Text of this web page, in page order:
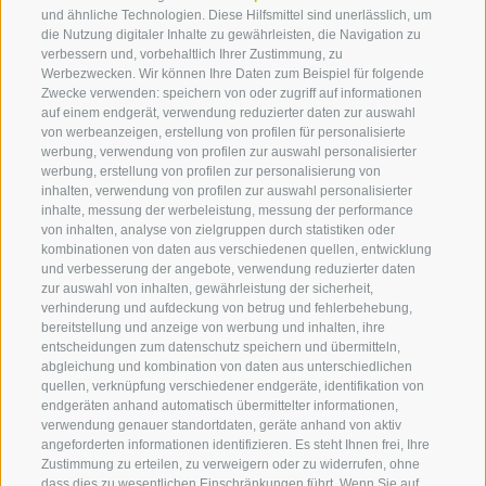
und ähnliche Technologien. Diese Hilfsmittel sind unerlässlich, um
die Nutzung digitaler Inhalte zu gewährleisten, die Navigation zu
verbessern und, vorbehaltlich Ihrer Zustimmung, zu
Werbezwecken. Wir können Ihre Daten zum Beispiel für folgende
Zwecke verwenden: speichern von oder zugriff auf informationen
auf einem endgerät, verwendung reduzierter daten zur auswahl
von werbeanzeigen, erstellung von profilen für personalisierte
werbung, verwendung von profilen zur auswahl personalisierter
werbung, erstellung von profilen zur personalisierung von
inhalten, verwendung von profilen zur auswahl personalisierter
inhalte, messung der werbeleistung, messung der performance
von inhalten, analyse von zielgruppen durch statistiken oder
kombinationen von daten aus verschiedenen quellen, entwicklung
und verbesserung der angebote, verwendung reduzierter daten
zur auswahl von inhalten, gewährleistung der sicherheit,
verhinderung und aufdeckung von betrug und fehlerbehebung,
bereitstellung und anzeige von werbung und inhalten, ihre
entscheidungen zum datenschutz speichern und übermitteln,
abgleichung und kombination von daten aus unterschiedlichen
quellen, verknüpfung verschiedener endgeräte, identifikation von
endgeräten anhand automatisch übermittelter informationen,
verwendung genauer standortdaten, geräte anhand von aktiv
angeforderten informationen identifizieren. Es steht Ihnen frei, Ihre
Zustimmung zu erteilen, zu verweigern oder zu widerrufen, ohne
360° VIEW
MARKTPLATZ 1 - 39043 KLAUSEN (BZ)
ÖFFNUNGSZEITEN
MONTAG - FREITAG: 08.30 - 12.30 UHR UND 14.30 -
18.00 UHR
SAMSTAG: 09.00 - 12.00 UHR
COOKIE-RICHTLINIE
PRIVACY
COOKIE PRÄFERENZEN
MARKTPLATZ
SITEMAP
MITGLIEDERBEREICH
PARTNER
created with passion by